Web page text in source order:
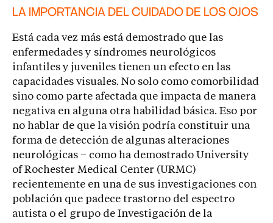
LA IMPORTANCIA DEL CUIDADO DE LOS OJOS
Está cada vez más está demostrado que las
enfermedades y síndromes neurológicos
infantiles y juveniles tienen un efecto en las
capacidades visuales. No solo como comorbilidad
sino como parte afectada que impacta de manera
negativa en alguna otra habilidad básica. Eso por
no hablar de que la visión podría constituir una
forma de detección de algunas alteraciones
neurológicas – como ha demostrado University
of Rochester Medical Center (URMC)
recientemente en una de sus investigaciones con
población que padece trastorno del espectro
autista o el grupo de Investigación de la